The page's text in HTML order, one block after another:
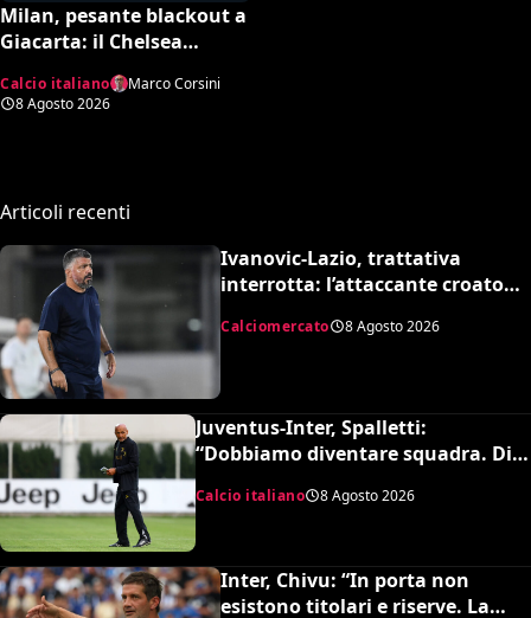
Milan, pesante blackout a
Giacarta: il Chelsea
amichevole
Calcio italiano
Marco Corsini
8 Agosto 2026
Articoli recenti
Ivanovic-Lazio, trattativa
interrotta: l’attaccante croato
Calciomercato 8 Agosto 2026
Juventus-Inter, Spalletti:
“Dobbiamo diventare squadra. Di
Gregorio? Cose che possono
capitare”
Calcio italiano 8 Agosto 2026
Inter, Chivu: “In porta non
esistono titolari e riserve. La